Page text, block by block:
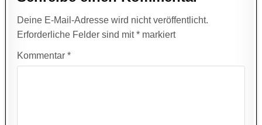
Deine E-Mail-Adresse wird nicht veröffentlicht.
Erforderliche Felder sind mit* markiert
Kommentar*